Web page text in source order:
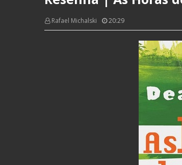
Rafael Michalski 20:29